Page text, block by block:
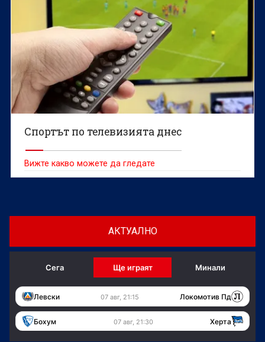
Спортът по телевизията днес
Вижте какво можете да гледате
АКТУАЛНО
Сега Ще играят Минали
Левски 07 авг, 21:15 Локомотив Пд
Бохум 07 авг, 21:30 Херта